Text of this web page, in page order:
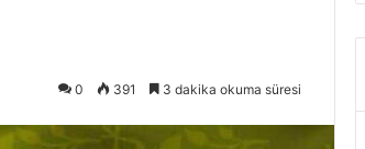
0 391 3 dakika okuma süresi